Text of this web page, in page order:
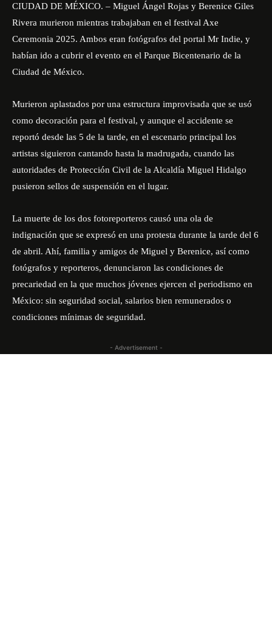
CIUDAD DE MÉXICO. – Miguel Ángel Rojas y Berenice Giles
Rivera murieron mientras trabajaban en el festival Axe
Ceremonia 2025. Ambos eran fotógrafos del portal Mr Indie, y
habían ido a cubrir el evento en el Parque Bicentenario de la
Ciudad de México.
Murieron aplastados por una estructura improvisada que se usó
como decoración para el festival, y aunque el accidente se
reportó desde las 5 de la tarde, en el escenario principal los
artistas siguieron cantando hasta la madrugada, cuando las
autoridades de Protección Civil de la Alcaldía Miguel Hidalgo
pusieron sellos de suspensión en el lugar.
La muerte de los dos fotoreporteros causó una ola de
indignación que se expresó en una protesta durante la tarde del 6
de abril. Ahí, familia y amigos de Miguel y Berenice, así como
fotógrafos y reporteros, denunciaron las condiciones de
precariedad en la que muchos jóvenes ejercen el periodismo en
México: sin seguridad social, salarios bien remunerados o
condiciones mínimas de seguridad.
- Advertisement -